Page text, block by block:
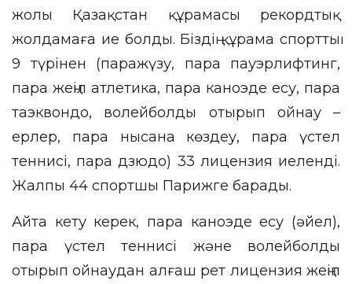
жолы Қазақстан құрамасы рекордтық
жолдамаға ие болды. Біздің құрама спорттың
9 түрінен (паражүзу, пара пауэрлифтинг,
пара жеңіл атлетика, пара каноэде есу, пара
таэквондо, волейболды отырып ойнау –
ерлер, пара нысана көздеу, пара үстел
теннисі, пара дзюдо) 33 лицензия иеленді.
Жалпы 44 спортшы Парижге барады.
Айта кету керек, пара каноэде есу (әйел),
пара үстел теннисі және волейболды
отырып ойнаудан алғаш рет лицензия жеңіп